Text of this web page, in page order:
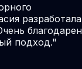
разработала
благодарен
подход."